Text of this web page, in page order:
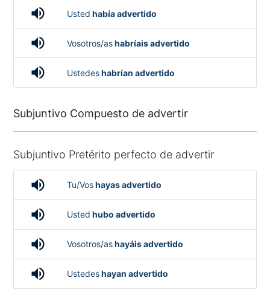
volume_up Usted había advertido
volume_up Vosotros/ashabríais advertido
volume_up Ustedeshabrían advertido
Subjuntivo Compuesto de advertir
Subjuntivo Pretérito perfecto de advertir
volume_up Tu/Voshayas advertido
volume_up Usted hubo advertido
volume_up Vosotros/ashayáis advertido
volume_up Ustedeshayan advertido